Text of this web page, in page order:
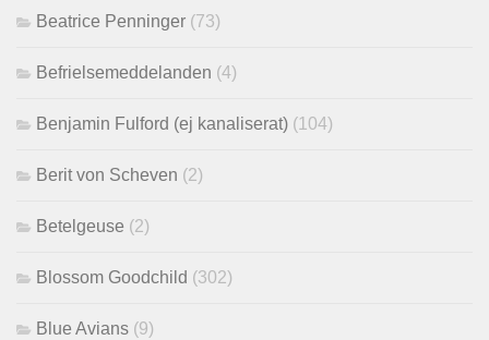
Beatrice Penninger (73)
Befrielsemeddelanden (4)
Benjamin Fulford (ej kanaliserat) (104)
Berit von Scheven (2)
Betelgeuse (2)
Blossom Goodchild (302)
Blue Avians (9)